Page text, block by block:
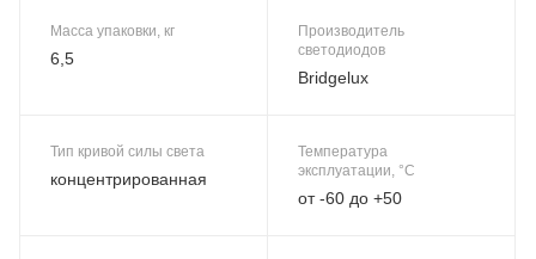
Масса упаковки, кг
6,5
Производитель
светодиодов
Bridgelux
Тип кривой силы света
концентрированная
Температура
эксплуатации, °C
от -60 до +50